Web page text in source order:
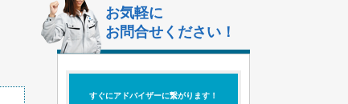
お気軽に
お問合せください！
すぐにアドバイザーに繋がります！